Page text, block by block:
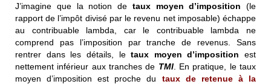
J’imagine que la notion de taux moyen d’imposition (le
rapport de l’impôt divisé par le revenu net imposable) échappe
au contribuable lambda, car le contribuable lambda ne
comprend pas l’imposition par tranche de revenus. Sans
rentrer dans les détails, letaux moyen d’imposition est
nettement inférieur aux tranches de TMI. En pratique, le taux
moyen d’imposition est proche du taux de retenue à la